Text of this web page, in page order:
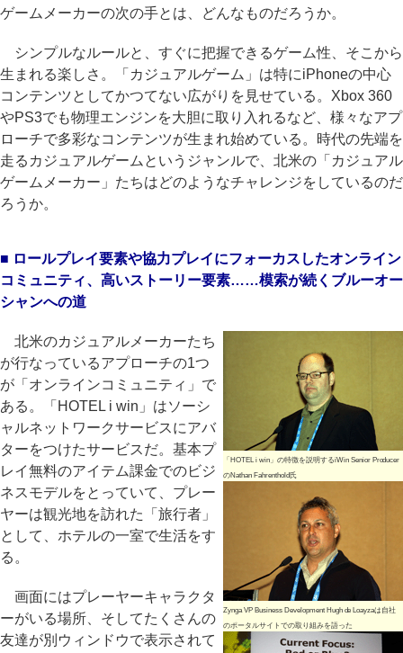
ゲームメーカーの次の手とは、どんなものだろうか。
シンプルなルールと、すぐに把握できるゲーム性、そこから
生まれる楽しさ。「カジュアルゲーム」は特にiPhoneの中心
コンテンツとしてかつてない広がりを見せている。Xbox 360
やPS3でも物理エンジンを大胆に取り入れるなど、様々なアプ
ローチで多彩なコンテンツが生まれ始めている。時代の先端を
走るカジュアルゲームというジャンルで、北米の「カジュアル
ゲームメーカー」たちはどのようなチャレンジをしているのだ
ろうか。
■ ロールプレイ要素や協力プレイにフォーカスしたオンライン
コミュニティ、高いストーリー要素……模索が続くブルーオー
シャンへの道
「HOTEL i win」の特徴を説明するiWin Senior Producer
のNathan Fahrenthold氏
Zynga VP Business Development Hugh de Loayzaは自社
のポータルサイトでの取り組みを語った
北米のカジュアルメーカーたち
が行なっているアプローチの1つ
が「オンラインコミュニティ」で
ある。「HOTEL i win」はソーシ
ャルネットワークサービスにアバ
ターをつけたサービスだ。基本プ
レイ無料のアイテム課金でのビジ
ネスモデルをとっていて、プレー
ヤーは観光地を訪れた「旅行者」
として、ホテルの一室で生活をす
る。
画面にはプレーヤーキャラクタ
ーがいる場所、そしてたくさんの
友達が別ウィンドウで表示されて